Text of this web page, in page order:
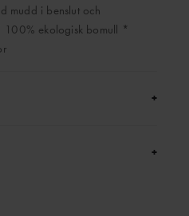
mudd i benslut och
100% ekologisk bomull *
+
+